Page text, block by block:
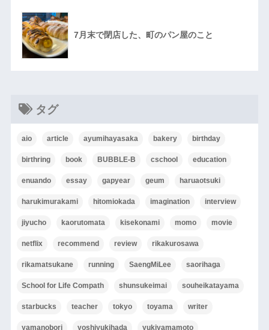
7月末で閉店した、町のパン屋のこと
タグ
aio article ayumihayasaka bakery birthday
birthring book BUBBLE-B cschool education
enuando essay gapyear geum haruaotsuki
harukimurakami hitomiokada imagination interview
jiyucho kaorutomata kisekonami momo movie
netflix recommend review rikakurosawa
rikamatsukane running SaengMiLee saorihaga
School for Life Compath shunsukeimai souheikatayama
starbucks teacher tokyo toyama writer
yamanobori yoshiyukihada yukiyamamoto